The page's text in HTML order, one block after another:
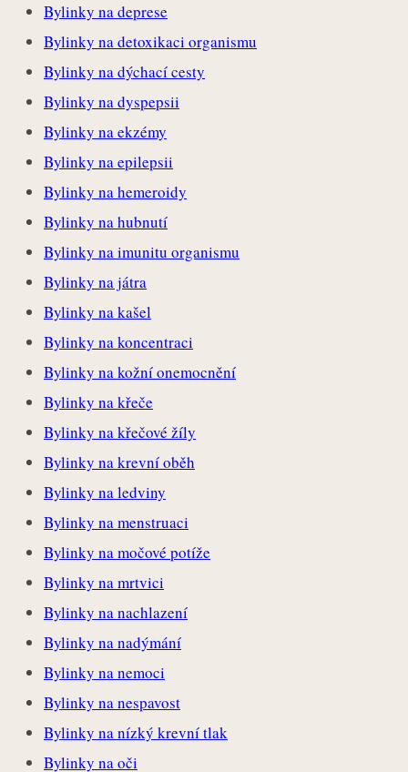
Bylinky na deprese
Bylinky na detoxikaci organismu
Bylinky na dýchací cesty
Bylinky na dyspepsii
Bylinky na ekzémy
Bylinky na epilepsii
Bylinky na hemeroidy
Bylinky na hubnutí
Bylinky na imunitu organismu
Bylinky na játra
Bylinky na kašel
Bylinky na koncentraci
Bylinky na kožní onemocnění
Bylinky na křeče
Bylinky na křečové žíly
Bylinky na krevní oběh
Bylinky na ledviny
Bylinky na menstruaci
Bylinky na močové potíže
Bylinky na mrtvici
Bylinky na nachlazení
Bylinky na nadýmání
Bylinky na nemoci
Bylinky na nespavost
Bylinky na nízký krevní tlak
Bylinky na oči